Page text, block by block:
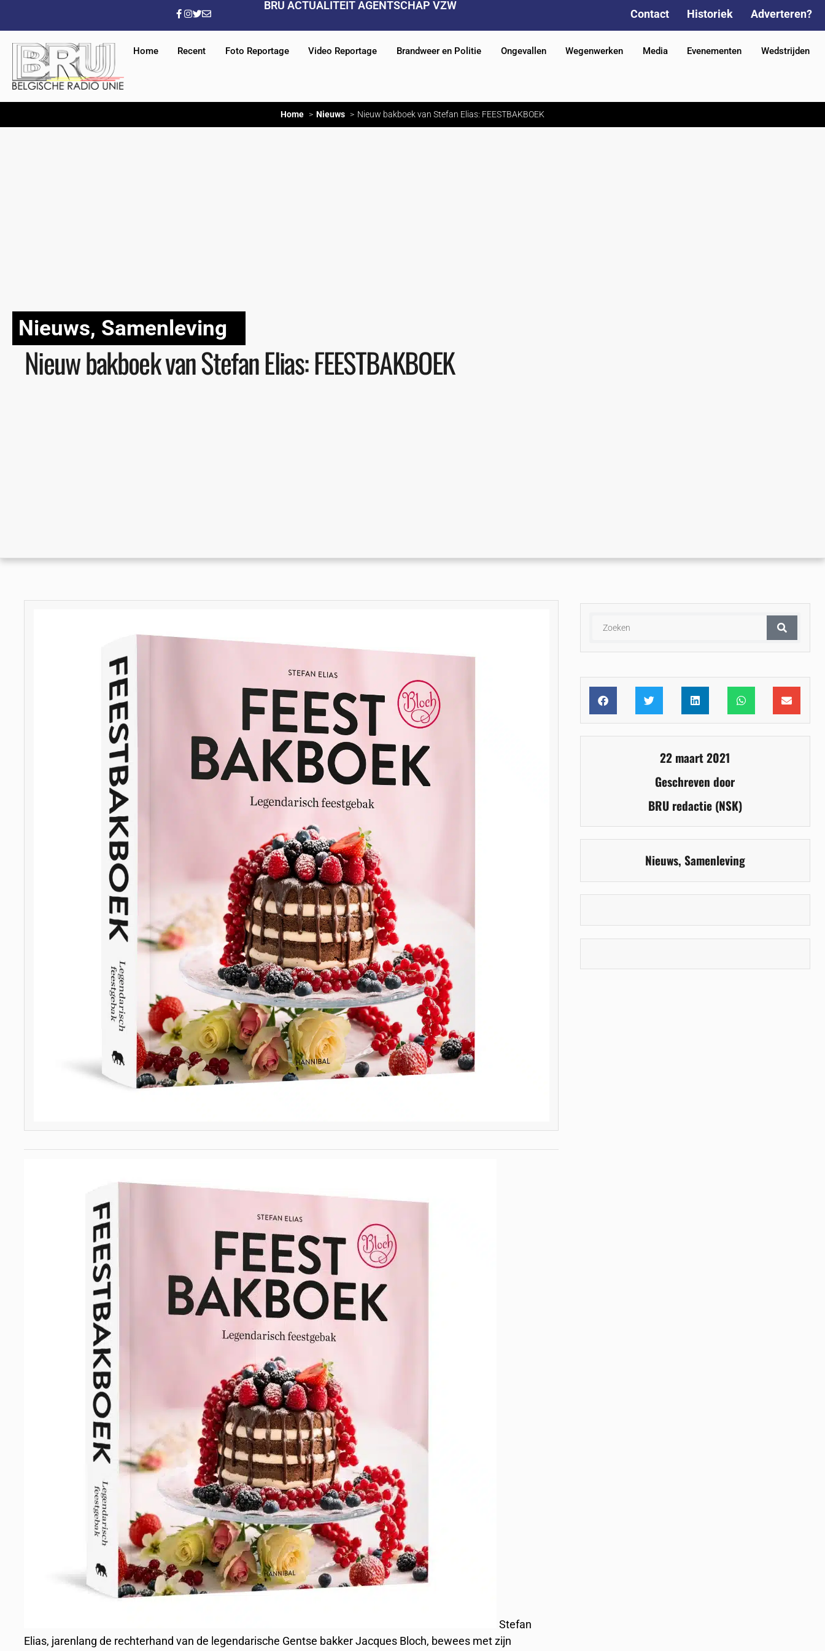
BRU ACTUALITEIT AGENTSCHAP VZW
Contact Historiek Adverteren?
Home Recent Foto Reportage Video Reportage Brandweer en Politie Ongevallen Wegenwerken Media Evenementen Wedstrijden
Home Nieuws Nieuw bakboek van Stefan Elias: FEESTBAKBOEK
Nieuws, Samenleving
Nieuw bakboek van Stefan Elias: FEESTBAKBOEK
Stefan
Elias, jarenlang de rechterhand van de legendarische Gentse bakker Jacques Bloch, bewees met zijn
22 maart 2021
Geschreven door
BRU redactie (NSK)
Nieuws, Samenleving